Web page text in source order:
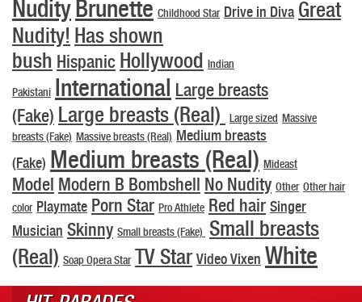
NudityBrunette Childhood Star Drive in Diva Great
Nudity! Has shown
bush Hispanic Hollywood Indian
Pakistani International Large breasts
(Fake) Large breasts (Real) Large sized Massive
breasts (Fake) Massive breasts (Real) Medium breasts
(Fake) Medium breasts (Real) Mideast
Model Modern B Bombshell No Nudity Other Other hair
color Playmate Porn Star Pro Athlete Red hair Singer
Musician Skinny Small breasts (Fake) Small breasts
(Real) Soap Opera Star TV Star Video Vixen White